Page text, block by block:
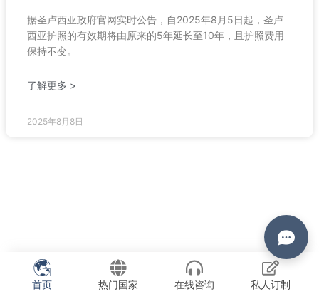
据圣卢西亚政府官网实时公告，自2025年8月5日起，圣卢
西亚护照的有效期将由原来的5年延长至10年，且护照费用
保持不变。
了解更多 >
2025年8月8日
首页 热门国家 在线咨询 私人订制